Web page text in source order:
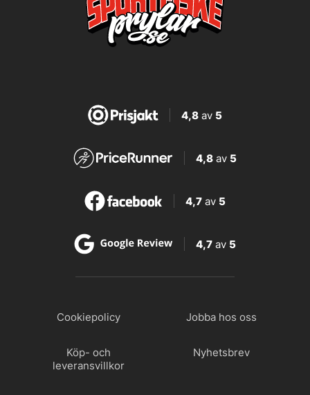
4,8av 5
4,8 av 5
4,7 av 5
4,7 av 5
Cookiepolicy Jobba hos oss
Köp- och
leveransvillkor
Nyhetsbrev